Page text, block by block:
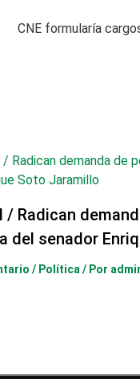
/ Radican
del senador
/ Política / Por